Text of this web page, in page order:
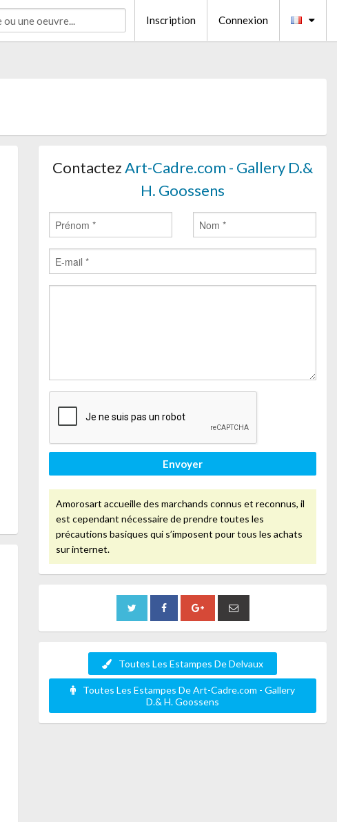
Inscription Connexion
ContactezArt-Cadre.com - Gallery D.&
H. Goossens
Envoyer
Amorosart accueille des marchands connus et reconnus, il
est cependant nécessaire de prendre toutes les
précautions basiques qui s’imposent pour tous les achats
sur internet.
Toutes Les Estampes De Delvaux
Toutes Les Estampes De Art-Cadre.com - Gallery
D.& H. Goossens